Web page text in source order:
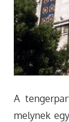
A
melynek